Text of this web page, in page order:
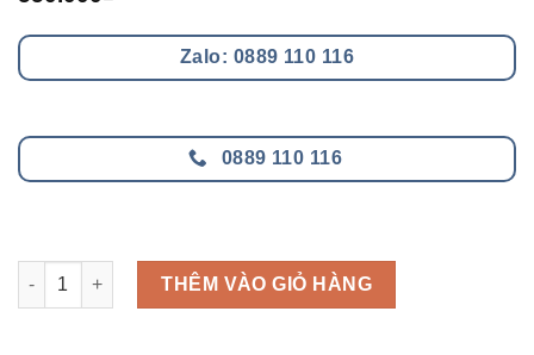
Zalo: 0889 110 116
0889 110 116
Giỏ hoa - G172 số lượng
THÊM VÀO GIỎ HÀNG